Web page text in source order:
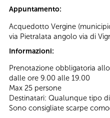
Appuntamento:
Acquedotto Vergine
via Pietralata angolo via di
Informazioni:
Prenotazione obbligatoria
dalle ore 9.00 alle 19.00
Max 25 persone
Destinatari: Qualunque tipo
Sono consigliate scarpe